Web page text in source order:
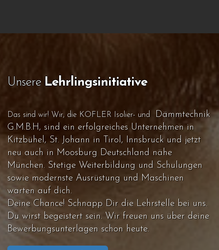
Unsere Lehrlingsinitiative
Das sind wir! Wir, die KOFLER Isolier- und
Dämmtechnik
G.M.B.H, sind ein erfolgreiches Unternehmen in
Kitzbühel, St. Johann in Tirol, Innsbruck und jetzt
neu auch in Moosburg Deutschland nähe
München. Stetige Weiterbildung und Schulungen
sowie modernste Ausrüstung und Maschinen
warten auf dich.
Deine Chance! Schnapp Dir die Lehrstelle bei uns.
Du wirst begeistert sein. Wir freuen uns über deine
Bewerbungsunterlagen schon heute.